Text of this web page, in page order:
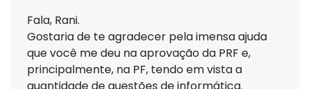
Fala, Rani.
Gostaria de te agradecer pela imensa ajuda
que você me deu na aprovação da PRF e,
principalmente, na PF, tendo em vista a